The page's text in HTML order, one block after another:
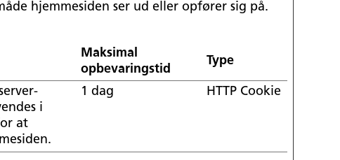
hjemmesiden ser ud eller opfører sig på.
Maksimal
opbevaringstid
Type
i
at
1 dag HTTP Cookie